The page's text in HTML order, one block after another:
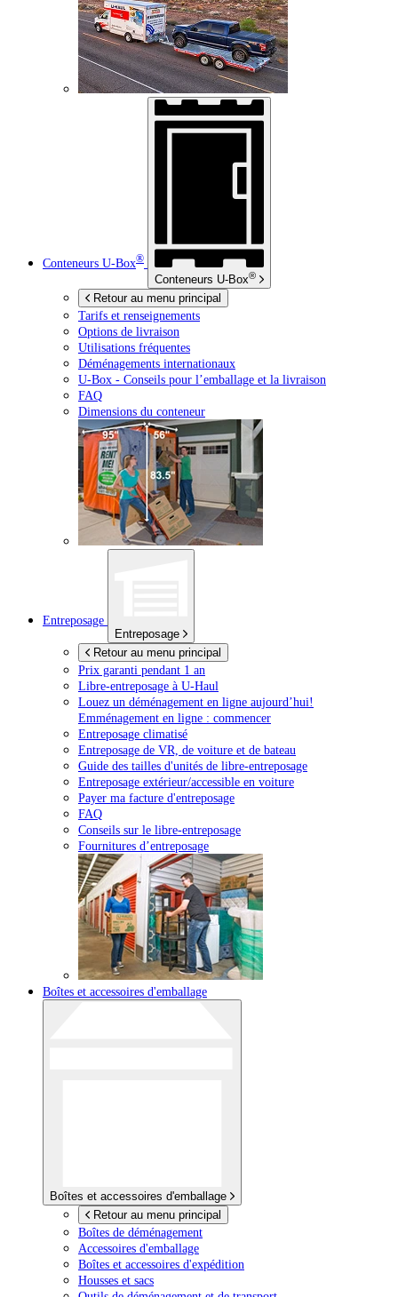
Conteneurs U-Box®
Conteneurs U-Box®
Retour au menu principal
Tarifs et renseignements
Options de livraison
Utilisations fréquentes
Déménagements internationaux
U-Box - Conseils pour l’emballage et la livraison
FAQ
Dimensions du conteneur
Entreposage
Entreposage
Retour au menu principal
Prix garanti pendant 1 an
Libre-entreposage à U-Haul
Louez un déménagement en ligne aujourd’hui!
Emménagement en ligne : commencer
Entreposage climatisé
Entreposage de VR, de voiture et de bateau
Guide des tailles d'unités de libre-entreposage
Entreposage extérieur/accessible en voiture
Payer ma facture d'entreposage
FAQ
Conseils sur le libre-entreposage
Fournitures d’entreposage
Boîtes et accessoires d'emballage
Boîtes et accessoires d'emballage
Retour au menu principal
Boîtes de déménagement
Accessoires d'emballage
Boîtes et accessoires d'expédition
Housses et sacs